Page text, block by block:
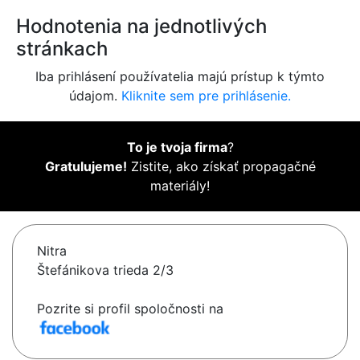
Hodnotenia na jednotlivých
stránkach
Iba prihlásení používatelia majú prístup k týmto
údajom. Kliknite sem pre prihlásenie.
To je tvoja firma?
Gratulujeme! Zistite, ako získať propagačné
materiály!
Nitra
Štefánikova trieda 2/3
Pozrite si profil spoločnosti na